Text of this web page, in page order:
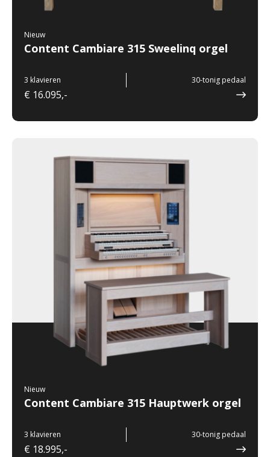
Nieuw
Content Cambiare 315 Sweelinq orgel
3 klavieren 30-tonig pedaal
€ 16.095,-
Nieuw
Content Cambiare 315 Hauptwerk orgel
3 klavieren 30-tonig pedaal
€ 18.995,-